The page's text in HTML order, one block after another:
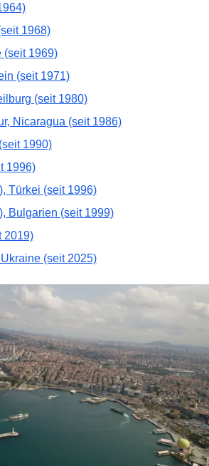
1968)
(seit 1969)
(seit 1971)
(seit 1980)
Nicaragua (seit 1986)
1990)
1996)
Türkei (seit 1996)
Bulgarien (seit 1999)
2019)
(seit 2025)